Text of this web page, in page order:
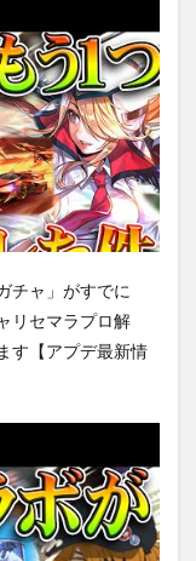
チャ」がすでに
リセマラプロ解
す【アプデ最新情